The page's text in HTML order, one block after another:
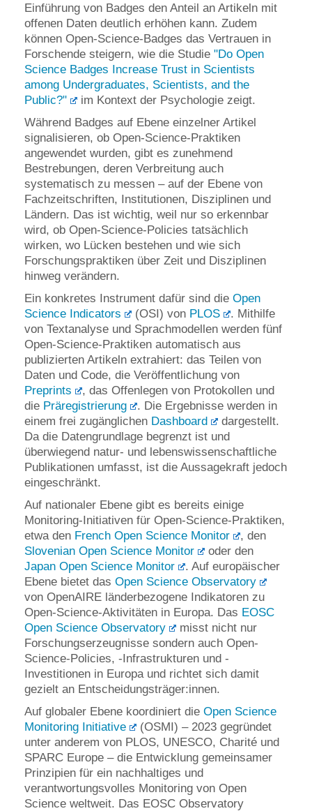
Einführung von Badges den Anteil an Artikeln mit
offenen Daten deutlich erhöhen kann. Zudem
können Open-Science-Badges das Vertrauen in
Forschende steigern, wie die Studie "Do Open
Science Badges Increase Trust in Scientists
among Undergraduates, Scientists, and the
Public?"
im Kontext der Psychologie zeigt.
Während Badges auf Ebene einzelner Artikel
signalisieren, ob Open-Science-Praktiken
angewendet wurden, gibt es zunehmend
Bestrebungen, deren Verbreitung auch
systematisch zu messen – auf der Ebene von
Fachzeitschriften, Institutionen, Disziplinen und
Ländern. Das ist wichtig, weil nur so erkennbar
wird, ob Open-Science-Policies tatsächlich
wirken, wo Lücken bestehen und wie sich
Forschungspraktiken über Zeit und Disziplinen
hinweg verändern.
Ein konkretes Instrument dafür sind die Open
Science Indicators
(OSI) von PLOS
. Mithilfe
von Textanalyse und Sprachmodellen werden fünf
Open-Science-Praktiken automatisch aus
publizierten Artikeln extrahiert: das Teilen von
Daten und Code, die Veröffentlichung von
Preprints
, das Offenlegen von Protokollen und
die Präregistrierung
. Die Ergebnisse werden in
einem frei zugänglichen Dashboard
dargestellt.
Da die Datengrundlage begrenzt ist und
überwiegend natur- und lebenswissenschaftliche
Publikationen umfasst, ist die Aussagekraft jedoch
eingeschränkt.
Auf nationaler Ebene gibt es bereits einige
Monitoring-Initiativen für Open-Science-Praktiken,
etwa den French Open Science Monitor
, den
Slovenian Open Science Monitor
oder den
Japan Open Science Monitor
. Auf europäischer
Ebene bietet das Open Science Observatory
von OpenAIRE länderbezogene Indikatoren zu
Open-Science-Aktivitäten in Europa. Das EOSC
Open Science Observatory
misst nicht nur
Forschungserzeugnisse sondern auch Open-
Science-Policies, -Infrastrukturen und -
Investitionen in Europa und richtet sich damit
gezielt an Entscheidungsträger:innen.
Auf globaler Ebene koordiniert die Open Science
Monitoring Initiative
(OSMI) – 2023 gegründet
unter anderem von PLOS, UNESCO, Charité und
SPARC Europe – die Entwicklung gemeinsamer
Prinzipien für ein nachhaltiges und
verantwortungsvolles Monitoring von Open
Science weltweit. Das EOSC Observatory